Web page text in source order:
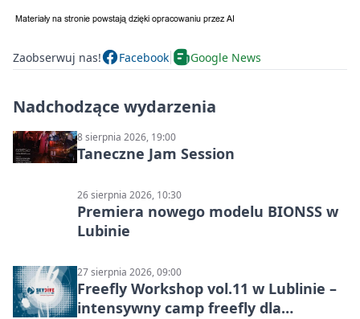
Zaobserwuj nas! Facebook Google News
Nadchodzące wydarzenia
8 sierpnia 2026, 19:00
Taneczne Jam Session
26 sierpnia 2026, 10:30
Premiera nowego modelu BIONSS w
Lubinie
27 sierpnia 2026, 09:00
Freefly Workshop vol.11 w Lublinie –
intensywny camp freefly dla